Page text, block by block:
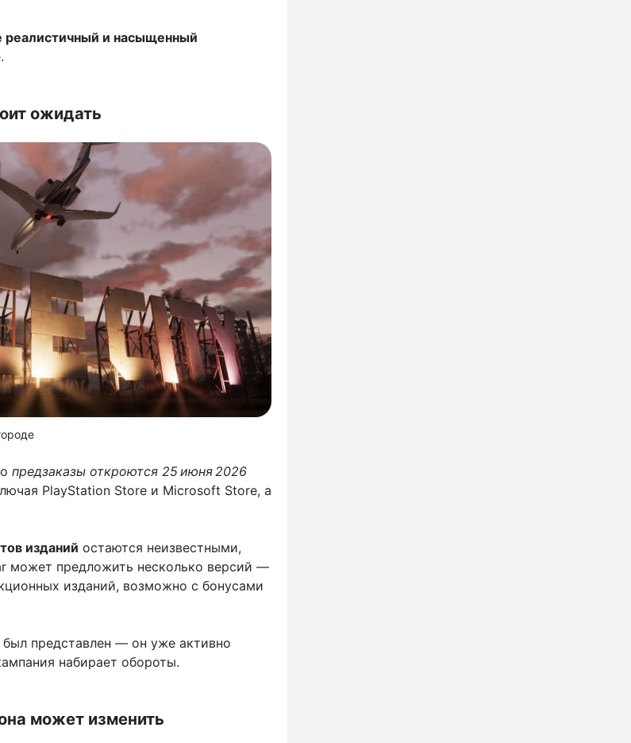
реалистичный и насыщенный
ожидать
предзаказы откроются 25 июня 2026
PlayStation Store и Microsoft Store, а
изданий остаются неизвестными,
может предложить несколько версий —
изданий, возможно с бонусами
представлен — он уже активно
набирает обороты.
может изменить